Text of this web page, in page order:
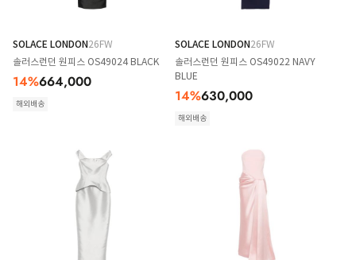
SOLACE LONDON26FW
솔러스런던 원피스 OS49024 BLACK
14%664,000
해외배송
SOLACE LONDON26FW
솔러스런던 원피스 OS49022 NAVY
BLUE
14%630,000
해외배송